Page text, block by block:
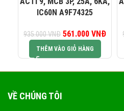
IC60N A9F74325
935.000VNĐ
Giá gốc là:
935.000 VNĐ.
561.000 VNĐ Giá
THÊM VÀO GIỎ HÀNG
VỀ CHÚNG TÔI
KINH